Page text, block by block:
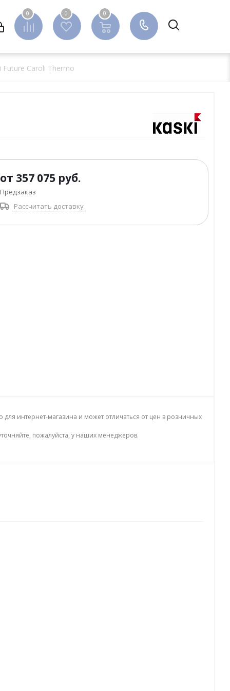
0 0 0
0
Future Caroli Thermo
от 357 075 руб.
Предзаказ
Рассчитать доставку
для интернет-магазина и может отличаться от цен в розничных
пожалуйста, у наших менеджеров.